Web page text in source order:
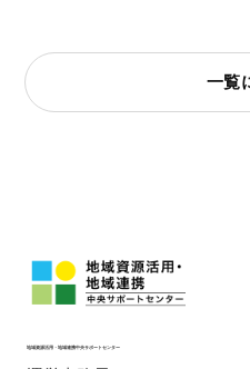
一覧
地域資源活用・地域連携中央サポートセンター